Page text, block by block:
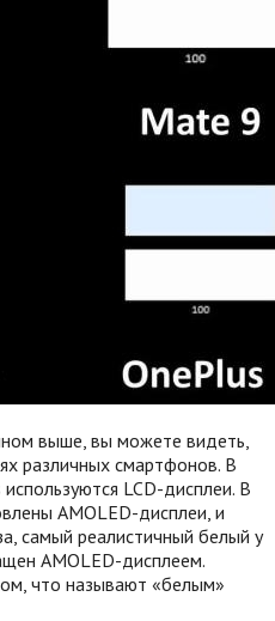
выше, вы можете видеть,
различных смартфонов. В
LCD-дисплеи. В
AMOLED-дисплеи, и
самый реалистичный белый у
AMOLED-дисплеем.
что называют «белым»